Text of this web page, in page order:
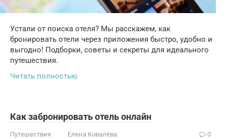
Устали от поиска отеля? Мы расскажем, как
бронировать отели через приложения быстро, удобно и
выгодно! Подборки, советы и секреты для идеального
путешествия.
Читать полностью
Как забронировать отель онлайн
Путешествия Елена Ковалёва 0